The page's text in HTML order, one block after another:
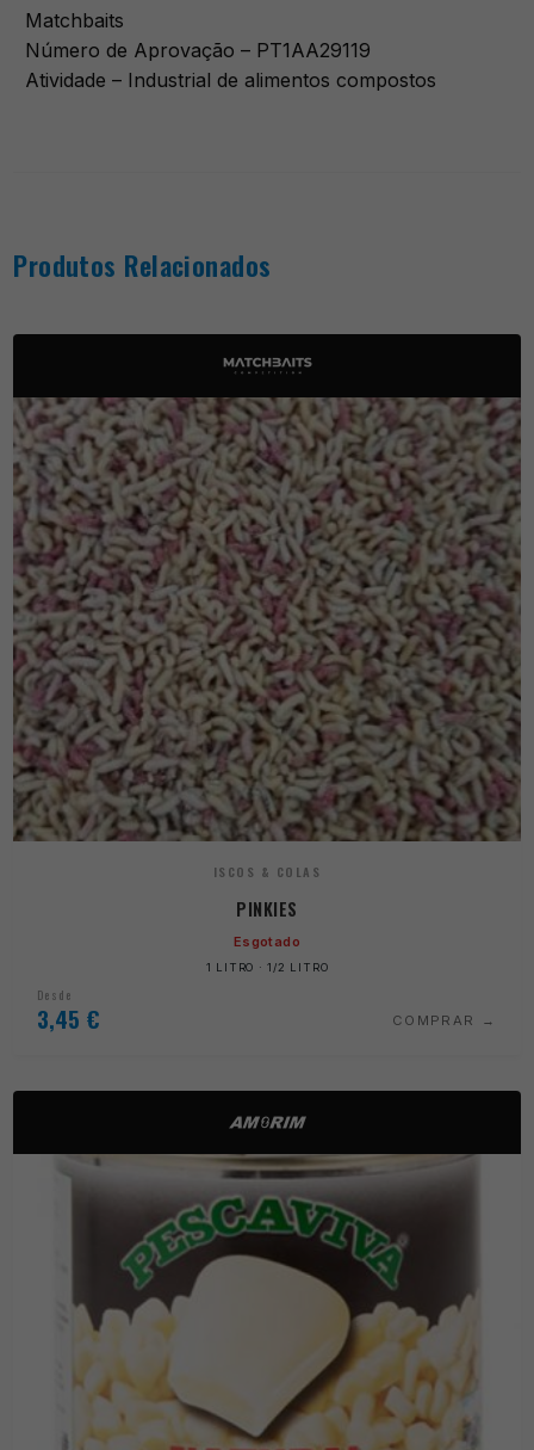
Matchbaits
Número de Aprovação – PT1AA29119
Atividade – Industrial de alimentos compostos
Produtos Relacionados
ISCOS & COLAS
PINKIES
Esgotado
1 LITRO · 1/2 LITRO
Desde
3,45 € COMPRAR